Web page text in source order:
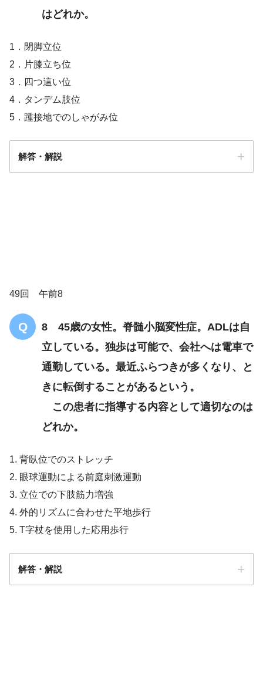
（多系統萎縮症を除く。
（多系統萎縮症を除く。
はどれか。
1．閉脚立位
2．片膝立ち位
3．四つ這い位
4．タンデム肢位
5．踵接地でのしゃがみ位
解答・解説
49回 午前8
8 45歳の女性。脊髄小脳変性症。ADLは自
立している。独歩は可能で、会社へは電車で
通勤している。最近ふらつきが多くなり、と
きに転倒することがあるという。
この患者に指導する内容として適切なのは
どれか。
1. 背臥位でのストレッチ
2. 眼球運動による前庭刺激運動
3. 立位での下肢筋力増強
4. 外的リズムに合わせた平地歩行
5. T字杖を使用した応用歩行
解答・解説